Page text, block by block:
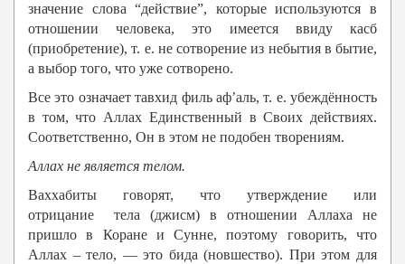
значение слова “действие”, которые используются в
отношении человека, это имеется ввиду касб
(приобретение), т. е. не сотворение из небытия в бытие,
а выбор того, что уже сотворено.
Все это означает тавхид филь аф’аль, т. е. убеждённость
в том, что Аллах Единственный в Своих действиях.
Соответственно, Он в этом не подобен творениям.
Аллах не является телом.
Ваххабиты говорят, что утверждение или
отрицание тела (джисм) в отношении Аллаха не
пришло в Коране и Сунне, поэтому говорить, что
Аллах – тело, — это бида (новшество). При этом для